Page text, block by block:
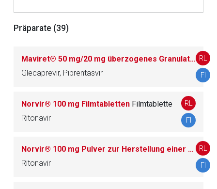
Präparate (39)
Maviret® 50 mg/20 mg überzogenes Granulat im Beutel
Glecaprevir, Pibrentasvir
RL
FI
Norvir® 100 mg Filmtabletten Filmtablette
Ritonavir
RL
FI
Norvir® 100 mg Pulver zur Herstellung einer Suspension zum Einnehmen
Ritonavir
RL
FI
Seite. Für die Inhalte der externen Web-Seite ist deren
Betreiber verantwortlich. Ebenso gelten dort ggf. andere
Zur Seite